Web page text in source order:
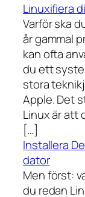
Linuxifiera
Varför ska
år gammal
kan ofta
du ett
stora
Apple. Det
Linux är att
[…]
Installera
dator
Men först:
du redan